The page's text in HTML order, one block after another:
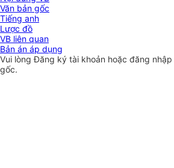
Văn bản gốc
Tiếng anh
Lược đồ
VB liên quan
Bản án áp dụng
Vui lòngĐăng ký tài khoản hoặc đăng nhập
gốc.